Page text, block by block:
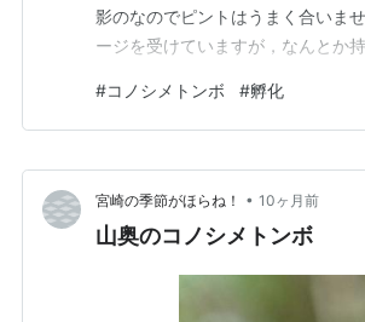
影のなのでピントはうまく合いま
ージを受けていますが，なんとか
ますが，たいていじっとしていま
ます。 孵化が迫っていている卵で
#コノシメトンボ #孵化
宮崎の季節がほらね！ • 10ヶ月前
山奥のコノシメトンボ